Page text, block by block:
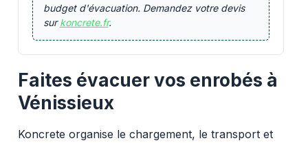
budget d'évacuation. Demandez votre devis
surkoncrete.fr.
Faites évacuer vos enrobés à
Vénissieux
Koncrete organise le chargement, le transport et